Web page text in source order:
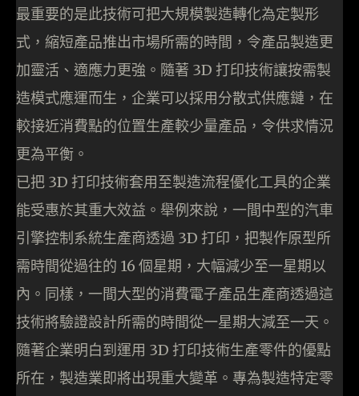
最重要的是此技術可把大規模製造轉化為定製形
式，縮短產品推出市場所需的時間，令產品製造更
加靈活、適應力更強。隨著 3D 打印技術讓按需製
造模式應運而生，企業可以採用分散式供應鏈，在
較接近消費點的位置生產較少量產品，令供求情況
更為平衡。
已把 3D 打印技術套用至製造流程優化工具的企業
能受惠於其重大效益。舉例來說，一間中型的汽車
引擎控制系統生產商透過 3D 打印，把製作原型所
需時間從過往的 16 個星期，大幅減少至一星期以
內。同樣，一間大型的消費電子產品生產商透過這
技術將驗證設計所需的時間從一星期大減至一天。
隨著企業明白到運用 3D 打印技術生產零件的優點
所在，製造業即將出現重大變革。專為製造特定零